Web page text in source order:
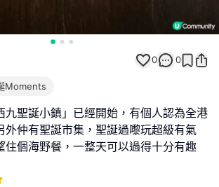
0 0
Moments
九聖誕小鎮」已經開始，有個人認為全港
外仲有聖誕市集，聖誕過嚟玩超級有氣